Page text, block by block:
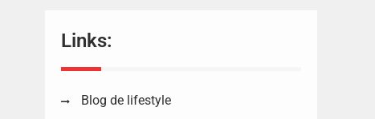
Links:
Blog de lifestyle